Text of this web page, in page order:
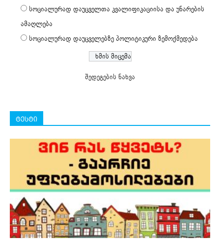
სოციალურად დაუცველთა კვალიფიკაციისა და უნარების
ამაღლება
სოციალურად დაუცველებზე პოლიტიკური ზემოქმედება
შედეგების ნახვა
ტესტი